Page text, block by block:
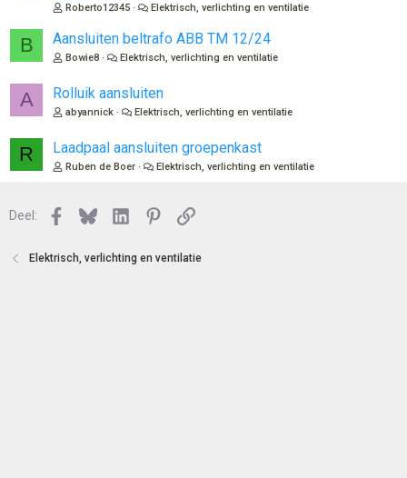
Roberto12345 Elektrisch, verlichting en ventilatie
B Aansluiten beltrafo ABB TM 12/24
Bowie8 Elektrisch, verlichting en ventilatie
A Rolluik aansluiten
abyannick Elektrisch, verlichting en ventilatie
R Laadpaal aansluiten groepenkast
Ruben de Boer Elektrisch, verlichting en ventilatie
Deel: Facebook
BlueskyLinkedInPinterest
Link
Elektrisch, verlichting en ventilatie